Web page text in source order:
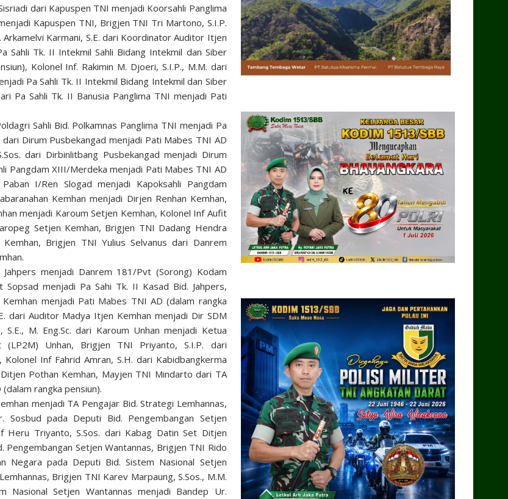
dari Kapuspen TNI menjadi Koorsahli Panglima
Kapuspen TNI, Brigjen TNI Tri Martono, S.I.P.
Karmani, S.E. dari Koordinator Auditor Itjen
Tk. II Intekmil Sahli Bidang Intekmil dan Siber
Kolonel Inf. Rakimin M. Djoeri, S.I.P., M.M. dari
Pa Sahli Tk. II Intekmil Bidang Intekmil dan Siber
Pa Sahli Tk. II Banusia Panglima TNI menjadi Pati
Sahli Bid. Polkamnas Panglima TNI menjadi Pa
Dirum Pusbekangad menjadi Pati Mabes TNI AD
dari Dirbinlitbang Pusbekangad menjadi Dirum
Pangdam XIII/Merdeka menjadi Pati Mabes TNI AD
I/Ren Slogad menjadi Kapoksahli Pangdam
Kemhan menjadi Dirjen Renhan Kemhan,
menjadi Karoum Setjen Kemhan, Kolonel Inf Aufit
Setjen Kemhan, Brigjen TNI Dadang Hendra
Brigjen TNI Yulius Selvanus dari Danrem
menjadi Danrem 181/Pvt (Sorong) Kodam
menjadi Pa Sahi Tk. II Kasad Bid. Jahpers,
menjadi Pati Mabes TNI AD (dalam rangka
dari Auditor Madya Itjen Kemhan menjadi Dir SDM
M. Eng.Sc. dari Karoum Unhan menjadi Ketua
(LP2M) Unhan, Brigjen TNI Priyanto, S.I.P. dari
Inf Fahrid Amran, S.H. dari Kabidbangkerma
Pothan Kemhan, Mayjen TNI Mindarto dari TA
rangka pensiun).
menjadi TA Pengajar Bid. Strategi Lemhannas,
Sosbud pada Deputi Bid. Pengembangan Setjen
Heru Triyanto, S.Sos. dari Kabag Datin Set Ditjen
Pengembangan Setjen Wantannas, Brigjen TNI Rido
Negara pada Deputi Bid. Sistem Nasional Setjen
Brigjen TNI Karev Marpaung, S.Sos., M.M.
Nasional Setjen Wantannas menjadi Bandep Ur.